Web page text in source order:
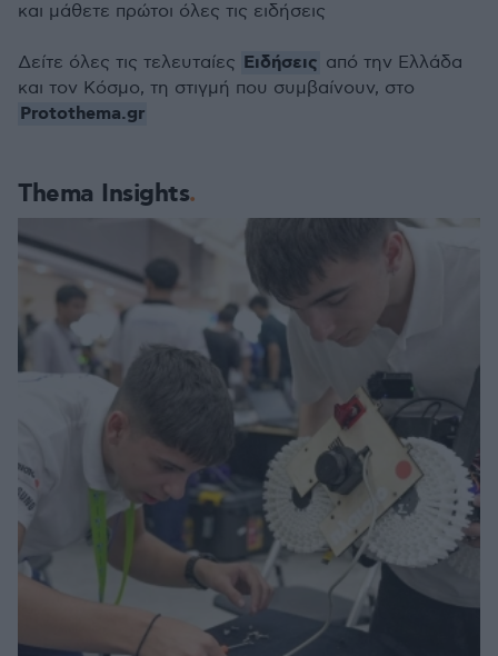
Thema Insights
και μάθετε πρώτοι όλες τις ειδήσεις
Δείτε όλες τις τελευταίες Ειδήσεις από την Ελλάδα
και τον Κόσμο, τη στιγμή που συμβαίνουν, στο
Protothema.gr